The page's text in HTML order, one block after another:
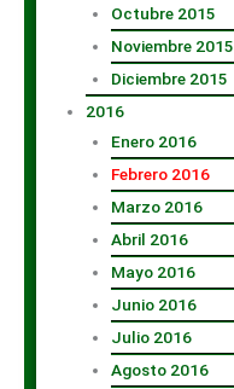
Octubre 2015
Noviembre 2015
Diciembre 2015
2016
Enero 2016
Febrero 2016
Marzo 2016
Abril 2016
Mayo 2016
Junio 2016
Julio 2016
Agosto 2016